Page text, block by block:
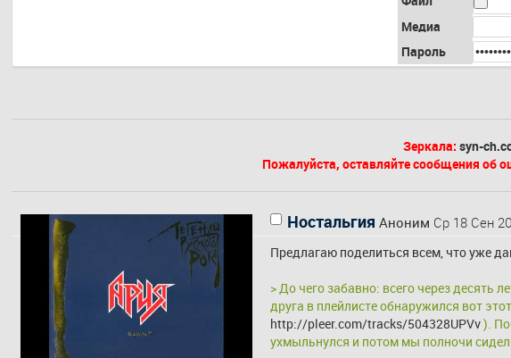
Медиа
Пароль
Зеркала: syn-
Пожалуйста, оставляйте сообщения об
Ностальгия Аноним Ср 18 Сен
Предлагаю поделиться всем, что уже
> До чего забавно: всего через десять
http://pleer.com/tracks/504328UPVv ).
ухмыльнулся и потом мы полночи